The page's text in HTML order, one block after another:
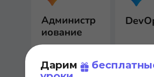
Дарим
Администр
иование